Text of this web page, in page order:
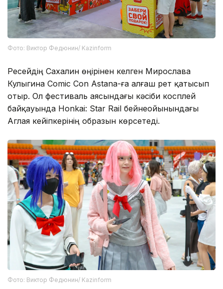
Фото: Виктор Федюнин/ Kazinform
Ресейдің Сахалин өңірінен келген Мирослава
Кулыгина Comic Con Astana-ға алғаш рет қатысып
отыр. Ол фестиваль аясындағы кәсіби косплей
байқауында Honkai: Star Rail бейнеойынындағы
Аглая кейіпкерінің образын көрсетеді.
Фото: Виктор Федюнин/ Kazinform